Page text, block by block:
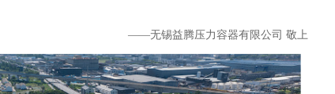
——无锡益腾压力容器有限公司 敬上